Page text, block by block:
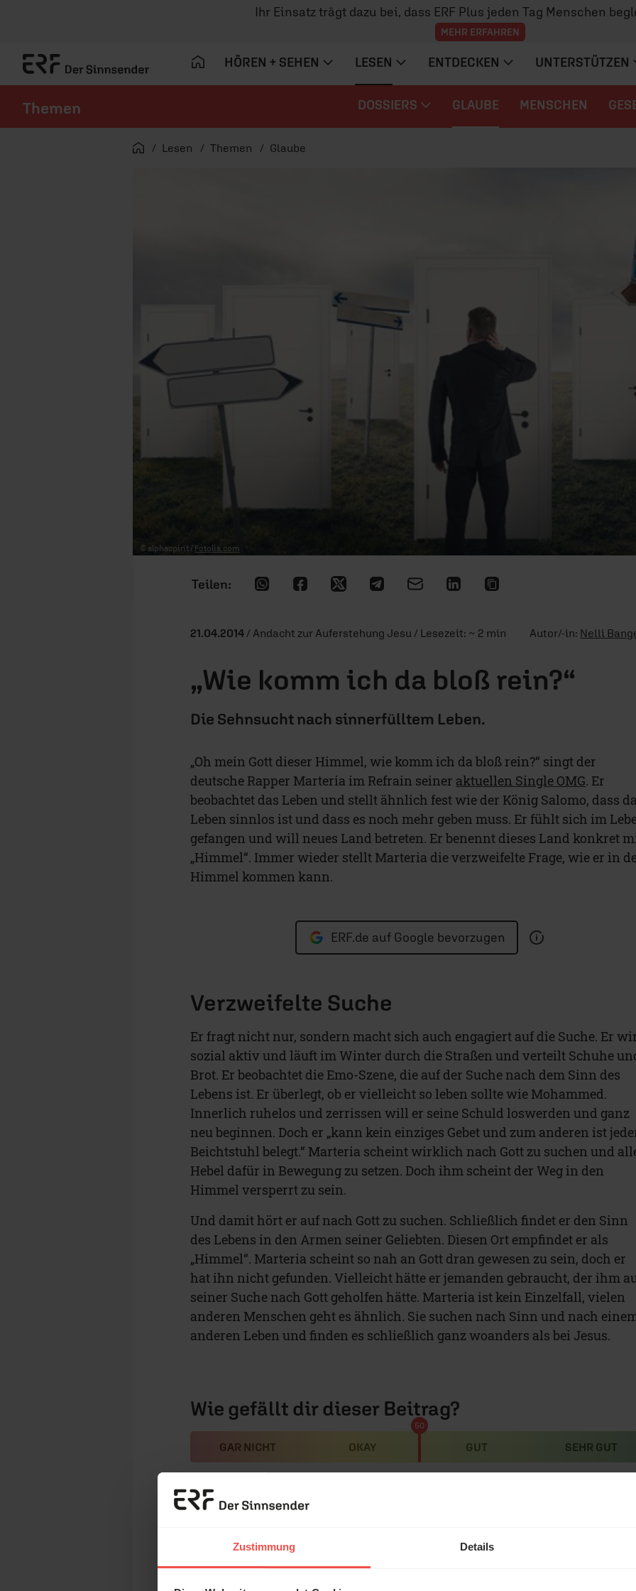
Zustimmung Details
Ihr Einsatz trägt dazu bei, dass ERF Plus jeden Tag Menschen
MEHR ERFAHREN
HÖREN + SEHEN LESEN ENTDECKEN UNTERSTÜTZEN
Themen DOSSIERS GLAUBE MENSCHEN
Startseite
Lesen Themen Glaube
© alphaspirit / Fotolia.com
21.04.2014 / Andacht zur Auferstehung Jesu / Lesezeit: ~ 2 min Autor/-in: Nelli
„Wie komm ich da bloß rein?“
Die Sehnsucht nach sinnerfülltem Leben.
„Oh mein Gott dieser Himmel, wie komm ich da bloß rein?“ singt der
deutsche Rapper Marteria im Refrain seiner aktuellen Single OMG. Er
beobachtet das Leben und stellt ähnlich fest wie der König Salomo, dass
Leben sinnlos ist und dass es noch mehr geben muss. Er fühlt sich im
gefangen und will neues Land betreten. Er benennt dieses Land konkret
„Himmel“. Immer wieder stellt Marteria die verzweifelte Frage, wie er in
Himmel kommen kann.
ERF.de auf Google bevorzugen
Verzweifelte Suche
Er fragt nicht nur, sondern macht sich auch engagiert auf die Suche. Er
sozial aktiv und läuft im Winter durch die Straßen und verteilt Schuhe
Brot. Er beobachtet die Emo-Szene, die auf der Suche nach dem Sinn des
Lebens ist. Er überlegt, ob er vielleicht so leben sollte wie Mohammed.
Innerlich ruhelos und zerrissen will er seine Schuld loswerden und ganz
neu beginnen. Doch er „kann kein einziges Gebet und zum anderen ist
Beichtstuhl belegt.“ Marteria scheint wirklich nach Gott zu suchen und
Hebel dafür in Bewegung zu setzen. Doch ihm scheint der Weg in den
Himmel versperrt zu sein.
Und damit hört er auf nach Gott zu suchen. Schließlich findet er den Sinn
des Lebens in den Armen seiner Geliebten. Diesen Ort empfindet er als
„Himmel“. Marteria scheint so nah an Gott dran gewesen zu sein, doch er
hat ihn nicht gefunden. Vielleicht hätte er jemanden gebraucht, der ihm
seiner Suche nach Gott geholfen hätte. Marteria ist kein Einzelfall, vielen
anderen Menschen geht es ähnlich. Sie suchen nach Sinn und nach
anderen Leben und finden es schließlich ganz woanders als bei Jesus.
Wie gefällt dir dieser Beitrag?
GAR NICHT OKAY GUT SEHR GUT
50
Dabei sagt Jesus über sich: „Ich bin die Auferstehung und das Leben. Wer